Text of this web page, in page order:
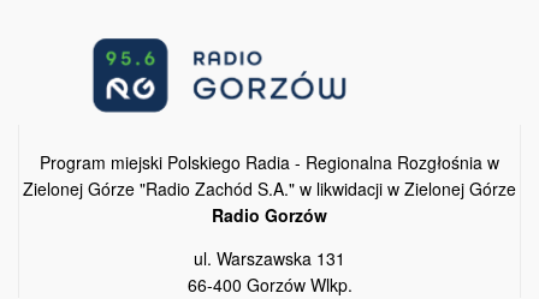
Program miejski Polskiego Radia - Regionalna Rozgłośnia w
Zielonej Górze "Radio Zachód S.A." w likwidacji w Zielonej Górze
Radio Gorzów
ul. Warszawska 131
66-400 Gorzów Wlkp.